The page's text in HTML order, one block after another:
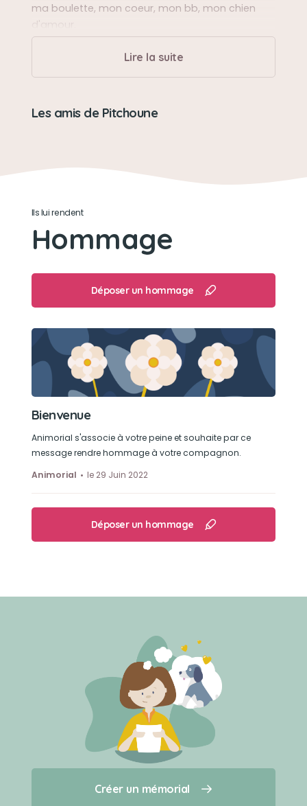
Créer un mémorial
Qui sommes-nous ?
ma boulette, mon coeur, mon bb, mon chien
d'amour.
Sa balade préférée
grande douceur. Avec et près de moi, tout allait
Son jouet préféré
Aucun car tu n as pas appris quand je t ai
Son loisir préféré
Me suivre à la trace!!! Et les papouilles et bisous
encore et toujours sur ton bidou
Lire la suite
Les amis de Pitchoune
Ils lui rendent
Hommage
Déposer un hommage
Bienvenue
Animorial s'associe à votre peine et souhaite par ce
message rendre hommage à votre compagnon.
Animorial
le 29 Juin 2022
Déposer un hommage
Créer un mémorial